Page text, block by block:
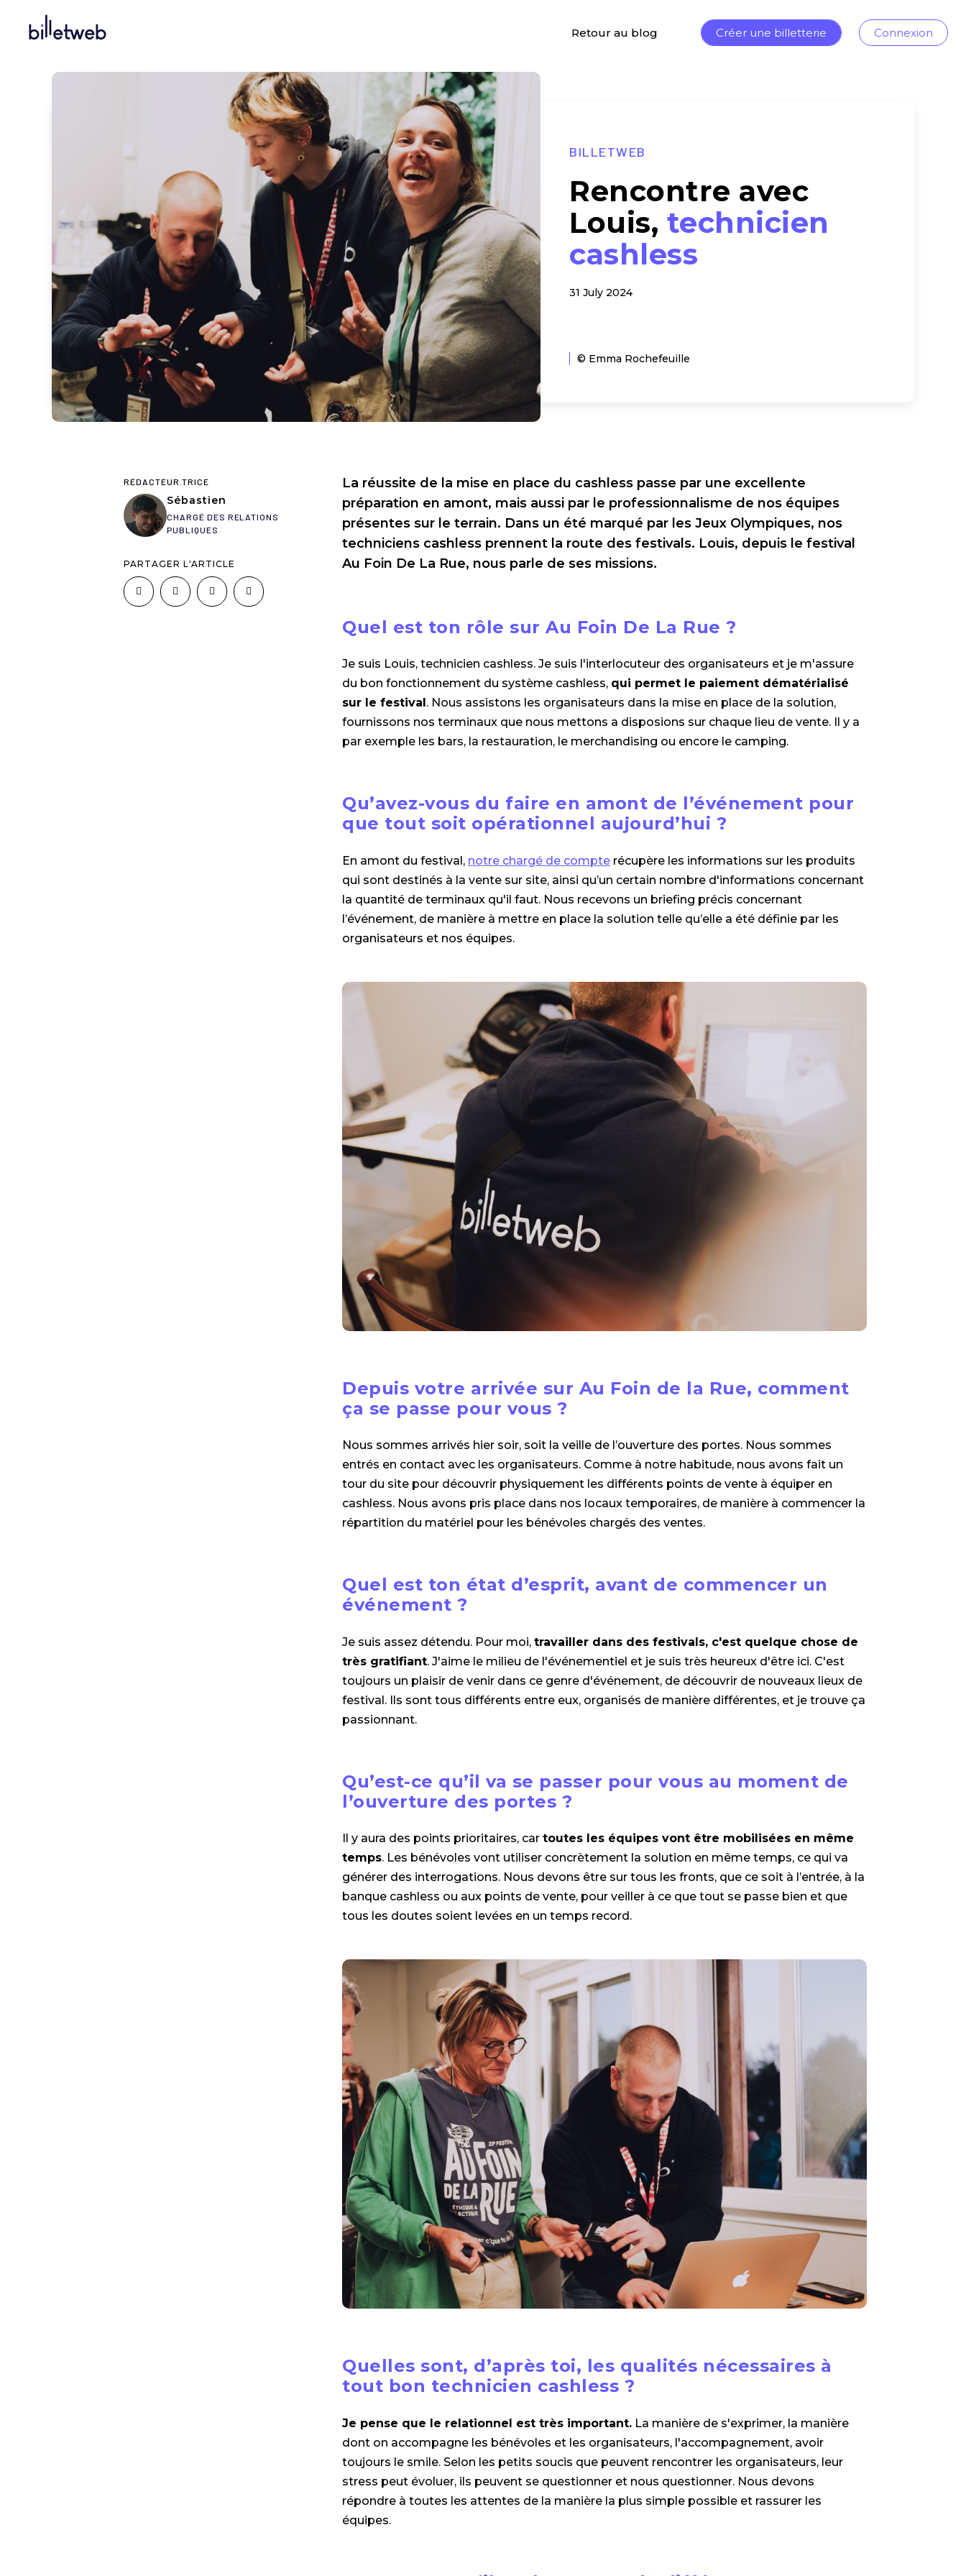
Retour au blog Créer une billetterie Connexion
BILLETWEB
Rencontre avec
Louis, technicien
cashless
31 July 2024
© Emma Rochefeuille
RÉDACTEUR.TRICE
Sébastien
CHARGÉ DES RELATIONS
PUBLIQUES
PARTAGER L'ARTICLE
La réussite de la mise en place du cashless passe par une excellente
préparation en amont, mais aussi par le professionnalisme de nos équipes
présentes sur le terrain. Dans un été marqué par les Jeux Olympiques, nos
techniciens cashless prennent la route des festivals. Louis, depuis le festival
Au Foin De La Rue, nous parle de ses missions.
Quel est ton rôle sur Au Foin De La Rue ?
Je suis Louis, technicien cashless. Je suis l'interlocuteur des organisateurs et je m'assure
du bon fonctionnement du système cashless, qui permet le paiement dématérialisé
sur le festival . Nous assistons les organisateurs dans la mise en place de la solution,
fournissons nos terminaux que nous mettons a disposions sur chaque lieu de vente. Il y a
par exemple les bars, la restauration, le merchandising ou encore le camping.
Qu’avez-vous du faire en amont de l’événement pour
que tout soit opérationnel aujourd’hui ?
En amont du festival, notre chargé de compte récupère les informations sur les produits
qui sont destinés à la vente sur site, ainsi qu’un certain nombre d'informations concernant
la quantité de terminaux qu'il faut. Nous recevons un briefing précis concernant
l’événement, de manière à mettre en place la solution telle qu’elle a été définie par les
organisateurs et nos équipes.
Depuis votre arrivée sur Au Foin de la Rue, comment
ça se passe pour vous ?
Nous sommes arrivés hier soir, soit la veille de l’ouverture des portes. Nous sommes
entrés en contact avec les organisateurs. Comme à notre habitude, nous avons fait un
tour du site pour découvrir physiquement les différents points de vente à équiper en
cashless. Nous avons pris place dans nos locaux temporaires, de manière à commencer la
répartition du matériel pour les bénévoles chargés des ventes.
Quel est ton état d’esprit, avant de commencer un
événement ?
Je suis assez détendu. Pour moi, travailler dans des festivals, c'est quelque chose de
très gratifiant. J'aime le milieu de l'événementiel et je suis très heureux d'être ici. C'est
toujours un plaisir de venir dans ce genre d'événement, de découvrir de nouveaux lieux de
festival. Ils sont tous différents entre eux, organisés de manière différentes, et je trouve ça
passionnant.
Qu’est-ce qu’il va se passer pour vous au moment de
l’ouverture des portes ?
Il y aura des points prioritaires, car toutes les équipes vont être mobilisées en même
temps. Les bénévoles vont utiliser concrètement la solution en même temps, ce qui va
générer des interrogations. Nous devons être sur tous les fronts, que ce soit à l’entrée, à la
banque cashless ou aux points de vente, pour veiller à ce que tout se passe bien et que
tous les doutes soient levées en un temps record.
Quelles sont, d’après toi, les qualités nécessaires à
tout bon technicien cashless ?
Je pense que le relationnel est très important. La manière de s'exprimer, la manière
dont on accompagne les bénévoles et les organisateurs, l'accompagnement, avoir
toujours le smile. Selon les petits soucis que peuvent rencontrer les organisateurs, leur
stress peut évoluer, ils peuvent se questionner et nous questionner. Nous devons
répondre à toutes les attentes de la manière la plus simple possible et rassurer les
équipes.